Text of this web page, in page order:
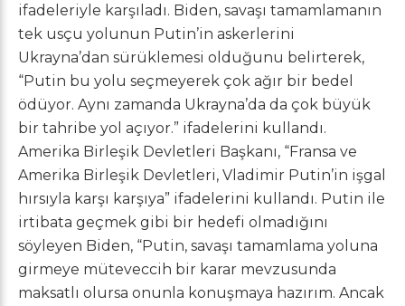
ifadeleriyle karşıladı. Biden, savaşı tamamlamanın
tek usçu yolunun Putin’in askerlerini
Ukrayna’dan sürüklemesi olduğunu belirterek,
“Putin bu yolu seçmeyerek çok ağır bir bedel
ödüyor. Aynı zamanda Ukrayna’da da çok büyük
bir tahribe yol açıyor.” ifadelerini kullandı.
Amerika Birleşik Devletleri Başkanı, “Fransa ve
Amerika Birleşik Devletleri, Vladimir Putin’in işgal
hırsıyla karşı karşıya” ifadelerini kullandı. Putin ile
irtibata geçmek gibi bir hedefi olmadığını
söyleyen Biden, “Putin, savaşı tamamlama yoluna
girmeye müteveccih bir karar mevzusunda
maksatlı olursa onunla konuşmaya hazırım. Ancak